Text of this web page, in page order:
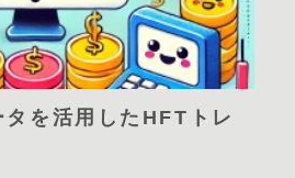
タを活用したHFTトレ